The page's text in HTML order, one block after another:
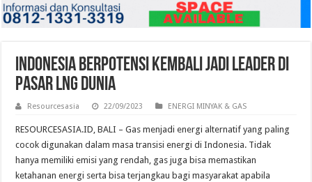
Indonesia Berpotensi Kembali Jadi Leader di
Pasar LNG Dunia
Resourcesasia 22/09/2023 ENERGI MINYAK & GAS
RESOURCESASIA.ID, BALI – Gas menjadi energi alternatif yang paling
cocok digunakan dalam masa transisi energi di Indonesia. Tidak
hanya memiliki emisi yang rendah, gas juga bisa memastikan
ketahanan energi serta bisa terjangkau bagi masyarakat apabila